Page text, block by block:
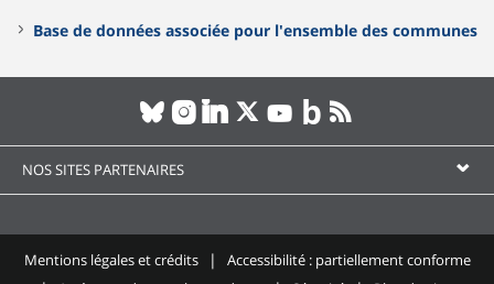
Base de données associée pour l'ensemble des communes
NOS SITES PARTENAIRES
Mentions légales et crédits
Accessibilité : partiellement conforme